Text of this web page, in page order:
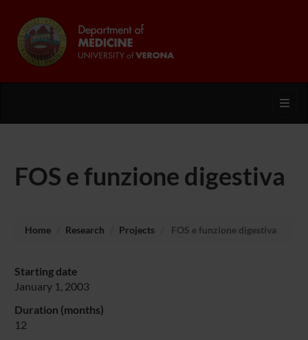
FOS e funzione digestiva
Home Research Projects FOS e funzione digestiva
Starting date
January 1, 2003
Duration (months)
12